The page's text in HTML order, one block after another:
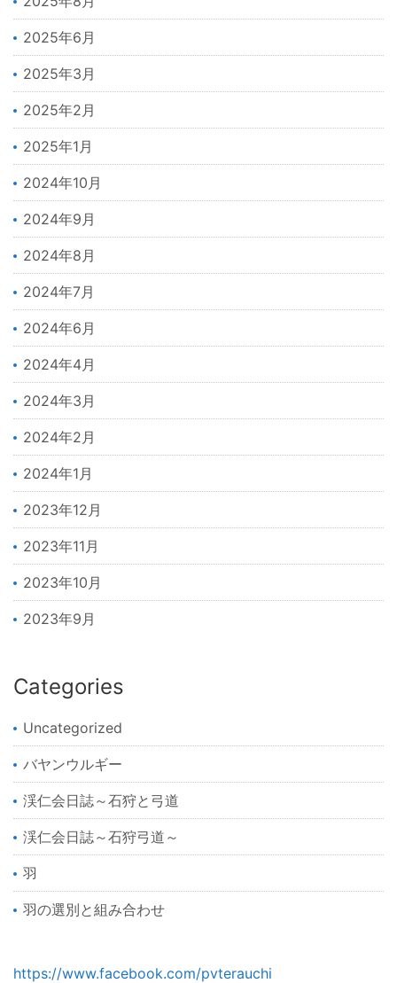
2025年6月
2025年3月
2025年2月
2025年1月
2024年10月
2024年9月
2024年8月
2024年7月
2024年6月
2024年4月
2024年3月
2024年2月
2024年1月
2023年12月
2023年11月
2023年10月
2023年9月
Categories
Uncategorized
バヤンウルギー
渓仁会日誌～石狩と弓道
渓仁会日誌～石狩弓道～
羽
羽の選別と組み合わせ
https://www.facebook.com/pvterauchi